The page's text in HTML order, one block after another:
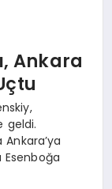
Ankara
geldi.
Esenboğa